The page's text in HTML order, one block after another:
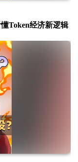
Token经济新逻辑